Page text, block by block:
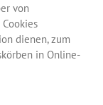
von
dienen, zum
in Online-